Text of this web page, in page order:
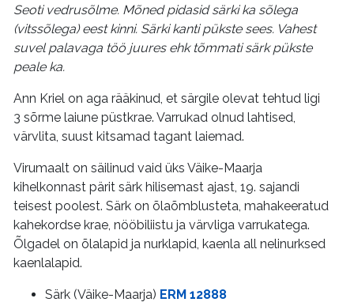
Seoti vedrusõlme. Mõned pidasid särki ka sõlega
(vitssõlega) eest kinni. Särki kanti pükste sees. Vahest
suvel palavaga töö juures ehk tõmmati särk pükste
peale ka.
Ann Kriel on aga rääkinud, et särgile olevat tehtud ligi
3 sõrme laiune püstkrae. Varrukad olnud lahtised,
värvlita, suust kitsamad tagant laiemad.
Virumaalt on säilinud vaid üks Väike-Maarja
kihelkonnast pärit särk hilisemast ajast, 19. sajandi
teisest poolest. Särk on õlaõmblusteta, mahakeeratud
kahekordse krae, nööbiliistu ja värvliga varrukatega.
Õlgadel on õlalapid ja nurklapid, kaenla all nelinurksed
kaenlalapid.
Särk (Väike-Maarja) ERM 12888